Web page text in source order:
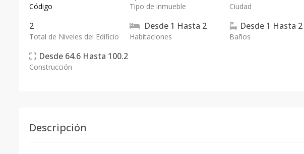
Código Tipo de inmueble Ciudad
2
Total de Niveles del Edificio
Desde 1 Hasta 2
Habitaciones
Desde 1 Hasta 2
Baños
Desde 64.6 Hasta 100.2
Construcción
Descripción